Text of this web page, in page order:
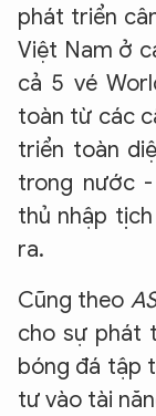
phát triển
Việt Nam ở
cả 5 vé
toàn từ các
triển toàn
trong nước
thủ nhập
ra.
Cũng theo
cho sự phát
bóng đá tập
tư vào tài